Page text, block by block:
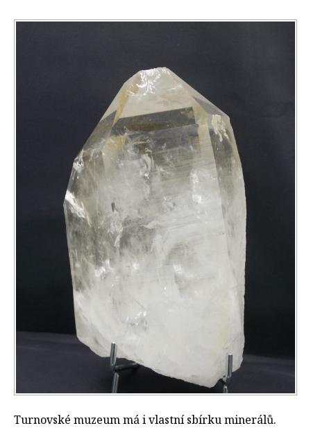
Turnovské muzeum má i vlastní sbírku minerálů.